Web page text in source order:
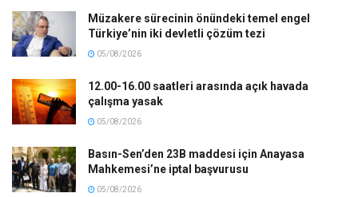
Müzakere sürecinin önündeki temel engel
Türkiye’nin iki devletli çözüm tezi
05/08/2026
12.00-16.00 saatleri arasında açık havada
çalışma yasak
05/08/2026
Basın-Sen’den 23B maddesi için Anayasa
Mahkemesi’ne iptal başvurusu
05/08/2026